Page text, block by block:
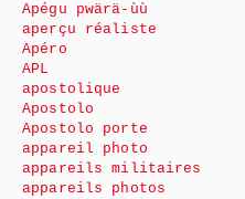
Apégu pwärä-ùù
aperçu réaliste
Apéro
APL
apostolique
Apostolo
Apostolo porte
appareil photo
appareils militaires
appareils photos